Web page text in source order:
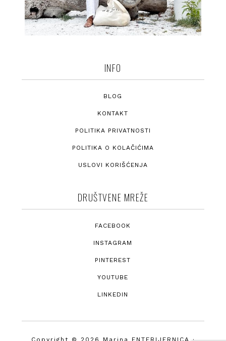
INFO
BLOG
KONTAKT
POLITIKA PRIVATNOSTI
POLITIKA O KOLAČIĆIMA
USLOVI KORIŠĆENJA
DRUŠTVENE MREŽE
FACEBOOK
INSTAGRAM
PINTEREST
YOUTUBE
LINKEDIN
Copyright © 2026 Marina ENTERIJERNICA ·